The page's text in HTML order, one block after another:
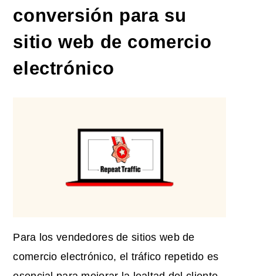
conversión para su
sitio web de comercio
electrónico
Para los vendedores de sitios web de
comercio electrónico, el tráfico repetido es